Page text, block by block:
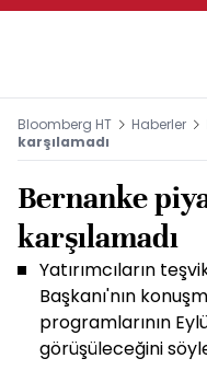
Bloomberg HT Haberler
karşılamadı
Bernanke
karşılamadı
Yatırımcıların
Başkanı'nın
programlarının
görüşüleceğini